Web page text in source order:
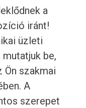
a
iránt!
üzleti
be,
Ön szakmai
A
szerepet